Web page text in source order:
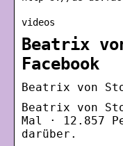
videos
Beatrix
Facebook
Beatrix von
Beatrix von
Mal · 12.857
darüber.